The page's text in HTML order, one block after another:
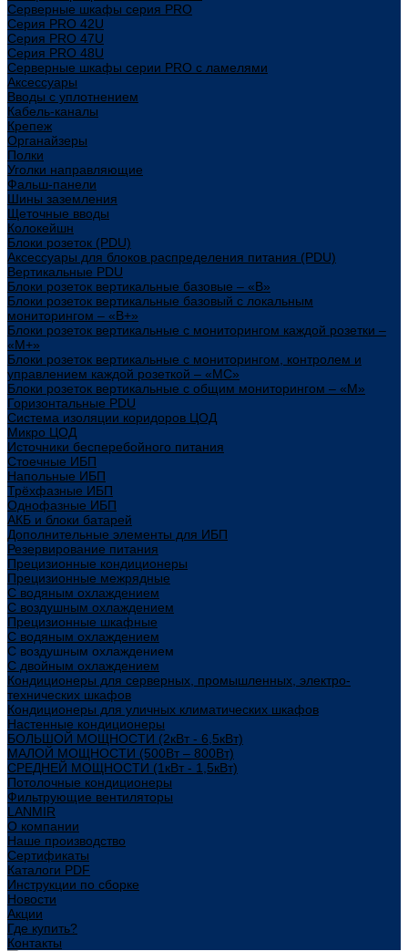
Серверные шкафы серия PRO
Серия PRO 42U
Серия PRO 47U
Серия PRO 48U
Серверные шкафы серии PRO с ламелями
Аксессуары
Вводы с уплотнением
Кабель-каналы
Крепеж
Органайзеры
Полки
Уголки направляющие
Фальш-панели
Шины заземления
Щеточные вводы
Колокейшн
Блоки розеток (PDU)
Аксессуары для блоков распределения питания (PDU)
Вертикальные PDU
Блоки розеток вертикальные базовые – «В»
Блоки розеток вертикальные базовый с локальным
мониторингом – «В+»
Блоки розеток вертикальные с мониторингом каждой розетки –
«М+»
Блоки розеток вертикальные с мониторингом, контролем и
управлением каждой розеткой – «МС»
Блоки розеток вертикальные с общим мониторингом – «М»
Горизонтальные PDU
Система изоляции коридоров ЦОД
Микро ЦОД
Источники бесперебойного питания
Стоечные ИБП
Напольные ИБП
Трёхфазные ИБП
Однофазные ИБП
АКБ и блоки батарей
Дополнительные элементы для ИБП
Резервирование питания
Прецизионные кондиционеры
Прецизионные межрядные
С водяным охлаждением
С воздушным охлаждением
Прецизионные шкафные
С водяным охлаждением
С воздушным охлаждением
С двойным охлаждением
Кондиционеры для серверных, промышленных, электро-
технических шкафов
Кондиционеры для уличных климатических шкафов
Настенные кондиционеры
БОЛЬШОЙ МОЩНОСТИ (2кВт - 6,5кВт)
МАЛОЙ МОЩНОСТИ (500Вт – 800Вт)
СРЕДНЕЙ МОЩНОСТИ (1кВт - 1,5кВт)
Потолочные кондиционеры
Фильтрующие вентиляторы
LANMIR
О компании
Наше производство
Сертификаты
Каталоги PDF
Инструкции по сборке
Новости
Акции
Где купить?
Контакты